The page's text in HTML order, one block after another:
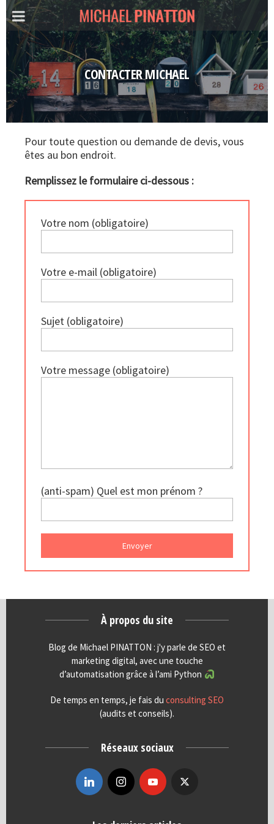
CONTACTER MICHAEL
Pour toute question ou demande de devis, vous
êtes au bon endroit.
Remplissez le formulaire ci-dessous :
Votre nom (obligatoire)
Votre e-mail (obligatoire)
Sujet (obligatoire)
Votre message (obligatoire)
(anti-spam) Quel est mon prénom ?
À propos du site
Blog de Michael PINATTON : j'y parle de SEO et
marketing digital, avec une touche
d’automatisation grâce à l’ami Python
De temps en temps, je fais du consulting SEO
(audits et conseils).
Réseaux sociaux